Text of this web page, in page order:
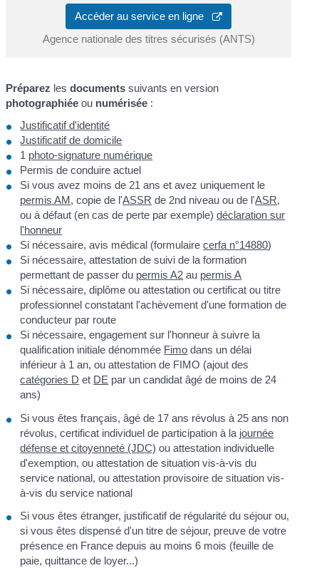
Accéder au service en ligne
Agence nationale des titres sécurisés (ANTS)
Préparez lesdocuments suivants en version
photographiée ou numérisée :
Justificatif d'identité
Justificatif de domicile
1 photo-signature numérique
Permis de conduire actuel
Si vous avez moins de 21 ans et avez uniquement le
permis AM, copie de l'ASSR de 2nd niveau ou de l'ASR,
ou à défaut (en cas de perte par exemple)déclaration sur
l'honneur
Si nécessaire, avis médical (formulairecerfa n°14880)
Si nécessaire, attestation de suivi de la formation
permettant de passer du permis A2 au permis A
Si nécessaire, diplôme ou attestation ou certificat ou titre
professionnel constatant l'achèvement d'une formation de
conducteur par route
Si nécessaire, engagement sur l'honneur à suivre la
qualification initiale dénommée Fimo dans un délai
inférieur à 1 an, ou attestation de FIMO (ajout des
catégories D et DE par un candidat âgé de moins de 24
ans)
Si vous êtes français, âgé de 17 ans révolus à 25 ans non
révolus, certificat individuel de participation à la journée
défense et citoyenneté (JDC) ou attestation individuelle
d'exemption, ou attestation de situation vis-à-vis du
service national, ou attestation provisoire de situation vis-
à-vis du service national
Si vous êtes étranger, justificatif de régularité du séjour ou,
si vous êtes dispensé d'un titre de séjour, preuve de votre
présence en France depuis au moins 6 mois (feuille de
paie, quittance de loyer...)